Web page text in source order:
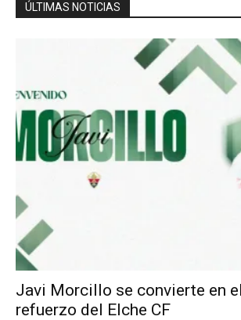
ÚLTIMAS NOTICIAS
Javi Morcillo se convierte en
refuerzo del Elche CF